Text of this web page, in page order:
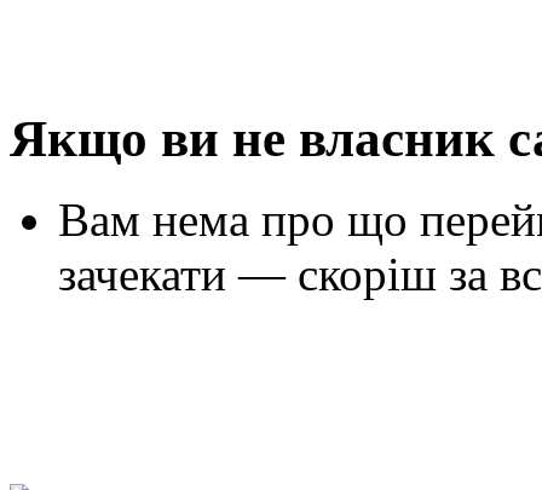
Якщо ви не власник
Вам нема про що
зачекати — скоріш за